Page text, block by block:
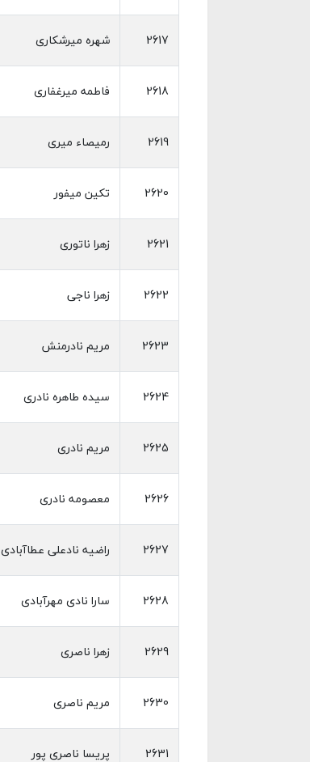
2617 شهره میرشکاری
2618 فاطمه میرغفاری
2619 رمیصاء میری
2620 تکین میفور
2621 زهرا ناتوری
2622 زهرا ناجی
2623 مریم نادرمنش
2624 سیده طاهره نادری
2625 مریم نادری
2626 معصومه نادری
2627 راضیه نادعلی عطاآبادی
2628 سارا نادی مهرآبادی
2629 زهرا ناصری
2630 مریم ناصری
2631 پریسا ناصری پور